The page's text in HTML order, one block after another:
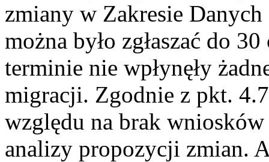
zmiany w Zakresie
można było zgłaszać do
terminie nie wpłynęły
migracji. Zgodnie z pkt.
względu na brak
analizy propozycji zmian.